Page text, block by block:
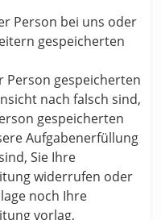
Person bei uns oder
gespeicherten
Person gespeicherten
nach falsch sind,
gespeicherten
Aufgabenerfüllung
Sie Ihre
widerrufen oder
noch Ihre
vorlag,